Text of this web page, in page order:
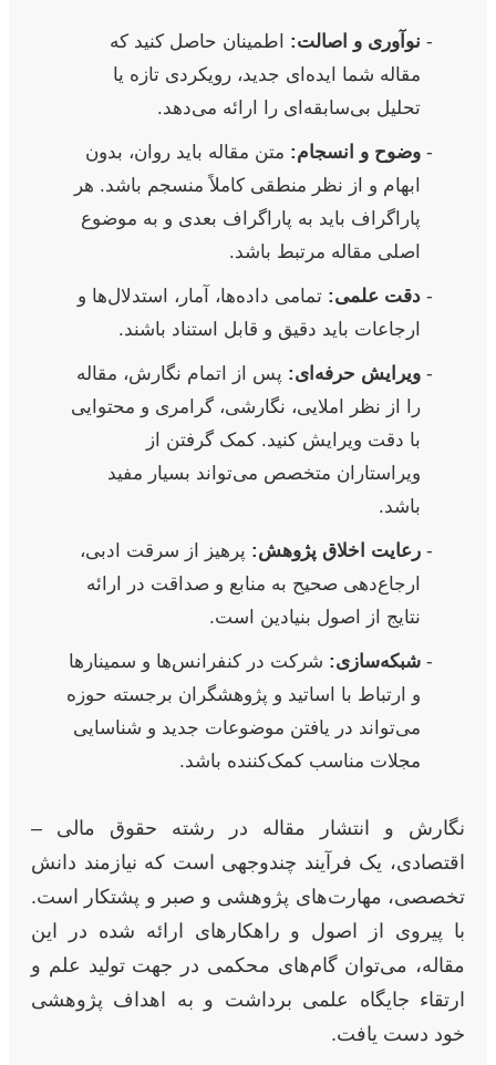
نوآوری و اصالت: اطمینان حاصل کنید که
مقاله شما ایده‌ای جدید، رویکردی تازه یا
تحلیل بی‌سابقه‌ای را ارائه می‌دهد.
وضوح و انسجام: متن مقاله باید روان، بدون
ابهام و از نظر منطقی کاملاً منسجم باشد. هر
پاراگراف باید به پاراگراف بعدی و به موضوع
اصلی مقاله مرتبط باشد.
دقت علمی: تمامی داده‌ها، آمار، استدلال‌ها و
ارجاعات باید دقیق و قابل استناد باشند.
ویرایش حرفه‌ای: پس از اتمام نگارش، مقاله
را از نظر املایی، نگارشی، گرامری و محتوایی
با دقت ویرایش کنید. کمک گرفتن از
ویراستاران متخصص می‌تواند بسیار مفید
باشد.
رعایت اخلاق پژوهش: پرهیز از سرقت ادبی،
ارجاع‌دهی صحیح به منابع و صداقت در ارائه
نتایج از اصول بنیادین است.
شبکه‌سازی: شرکت در کنفرانس‌ها و سمینارها
و ارتباط با اساتید و پژوهشگران برجسته حوزه
می‌تواند در یافتن موضوعات جدید و شناسایی
مجلات مناسب کمک‌کننده باشد.
نگارش و انتشار مقاله در رشته حقوق مالی –
اقتصادی، یک فرآیند چندوجهی است که نیازمند دانش
تخصصی، مهارت‌های پژوهشی و صبر و پشتکار است.
با پیروی از اصول و راهکارهای ارائه شده در این
مقاله، می‌توان گام‌های محکمی در جهت تولید علم و
ارتقاء جایگاه علمی برداشت و به اهداف پژوهشی
خود دست یافت.